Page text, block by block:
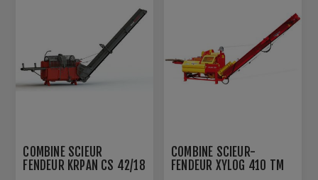
COMBINÉ SCIEUR
FENDEUR KRPAN CS 42/18
COMBINÉ SCIEUR-
FENDEUR XYLOG 410 TM